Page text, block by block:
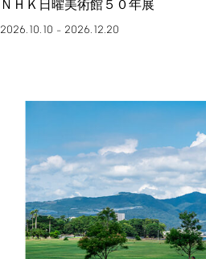
ＮＨＫ日曜美術館５０年展
2026.10.10 – 2026.12.20